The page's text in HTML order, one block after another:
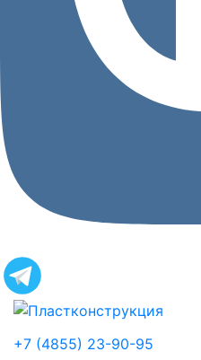
+7 (4855) 23-90-95